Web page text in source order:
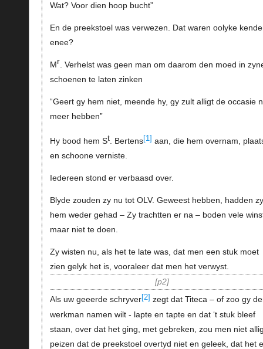
Wat? Voor dien hoop bucht”
En de preekstoel was verwezen. Dat waren oolyke
enee?
Mr . Verhelst was geen man om daarom den moed in
schoenen te laten zinken
“Geert gy hem niet, meende hy, gy zult alligt de occasie
meer hebben”
Hy bood hem St. Bertens[1] aan, die hem overnam,
en schoone verniste.
Iedereen stond er verbaasd over.
Blyde zouden zy nu tot OLV. Geweest hebben, hadden zy
hem weder gehad – Zy trachtten er na – boden vele
maar niet te doen.
Zy wisten nu, als het te late was, dat men een stuk moet
zien gelyk het is, vooraleer dat men het verwyst.
p2
Als uw geeerde schryver[2] zegt dat Titeca – of zoo gy
werkman namen wilt - lapte en tapte en dat ‘t stuk bleef
staan, over dat het ging, met gebreken, zou men niet
peizen dat de preekstoel overtyd niet en geleek, dat het